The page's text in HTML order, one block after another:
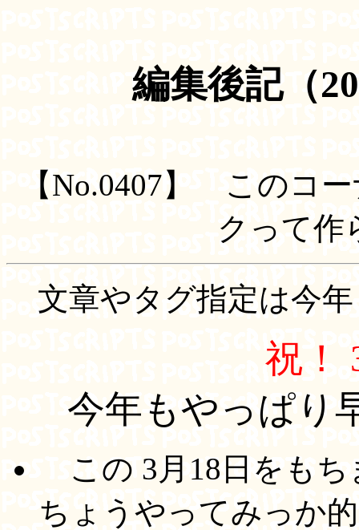
編集後記（
【No.0407】 このコ
クって作
文章やタグ指定は今
祝！
今年もやっぱり
この 3月18日をもち
ちょうやってみっか